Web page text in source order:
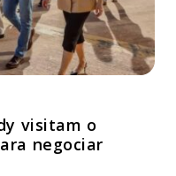
visitam o
negociar